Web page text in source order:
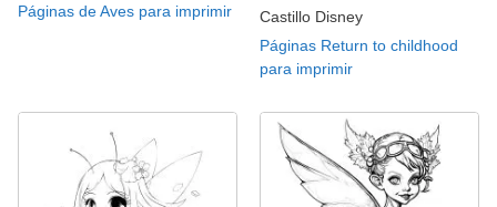
Páginas de Aves para imprimir
Castillo Disney
Páginas Return to childhood
para imprimir